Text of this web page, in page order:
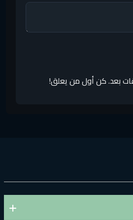
بعد. كن أول من يعلق!